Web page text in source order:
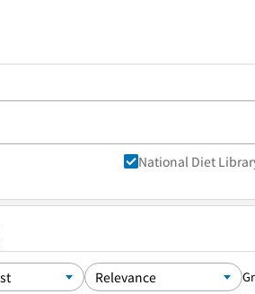
National Diet